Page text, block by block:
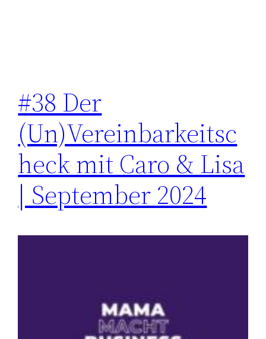
#38 Der
(Un)Vereinbarkeitsc
heck mit Caro & Lisa
| September 2024